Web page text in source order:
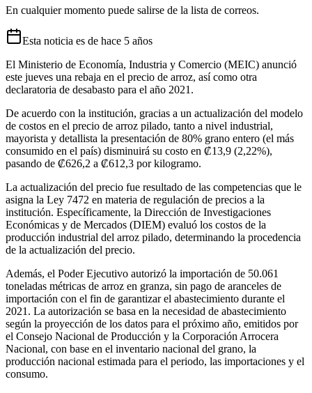
En cualquier momento puede salirse de la lista de correos.
Esta noticia es de hace 5 años
El Ministerio de Economía, Industria y Comercio (MEIC) anunció
este jueves una rebaja en el precio de arroz, así como otra
declaratoria de desabasto para el año 2021.
De acuerdo con la institución, gracias a un actualización del modelo
de costos en el precio de arroz pilado, tanto a nivel industrial,
mayorista y detallista la presentación de 80% grano entero (el más
consumido en el país) disminuirá su costo en ₡13,9 (2,22%),
pasando de ₡626,2 a ₡612,3 por kilogramo.
La actualización del precio fue resultado de las competencias que le
asigna la Ley 7472 en materia de regulación de precios a la
institución. Específicamente, la Dirección de Investigaciones
Económicas y de Mercados (DIEM) evaluó los costos de la
producción industrial del arroz pilado, determinando la procedencia
de la actualización del precio.
Además, el Poder Ejecutivo autorizó la importación de 50.061
toneladas métricas de arroz en granza, sin pago de aranceles de
importación con el fin de garantizar el abastecimiento durante el
2021. La autorización se basa en la necesidad de abastecimiento
según la proyección de los datos para el próximo año, emitidos por
el Consejo Nacional de Producción y la Corporación Arrocera
Nacional, con base en el inventario nacional del grano, la
producción nacional estimada para el periodo, las importaciones y el
consumo.